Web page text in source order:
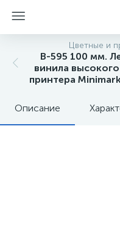
Цветные и
B-595 100 мм.
винила
принтера
Описание